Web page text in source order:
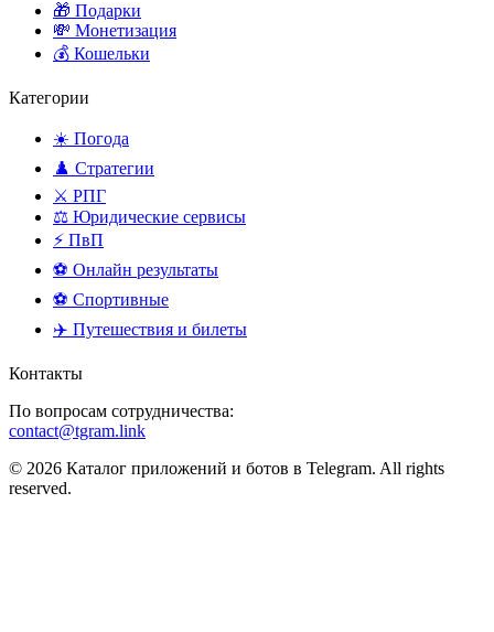
🎁 Подарки
💸 Монетизация
💰 Кошельки
Категории
☀️ Погода
♟️ Стратегии
⚔️ РПГ
⚖️ Юридические сервисы
⚡ ПвП
⚽ Онлайн результаты
⚽ Спортивные
✈️ Путешествия и билеты
Контакты
По вопросам сотрудничества:
contact@tgram.link
© 2026 Каталог приложений и ботов в Telegram. All rights
reserved.